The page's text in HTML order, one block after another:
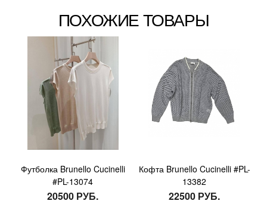
ПОХОЖИЕ ТОВАРЫ
Футболка Brunello Cucinelli
#PL-13074
20500 РУБ.
Кофта Brunello Cucinelli #PL-
13382
22500 РУБ.